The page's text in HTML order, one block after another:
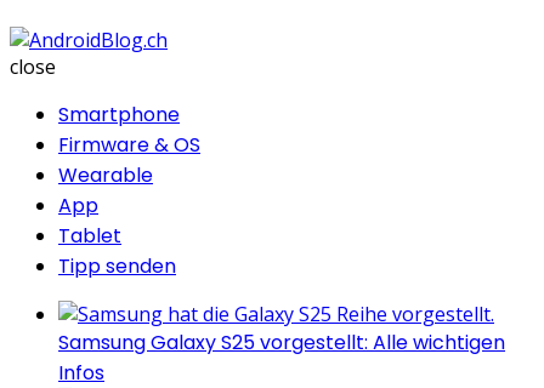
close
Smartphone
Firmware & OS
Wearable
App
Tablet
Tipp senden
Samsung Galaxy S25 vorgestellt: Alle wichtigen
Infos